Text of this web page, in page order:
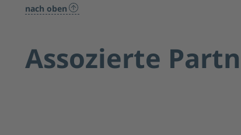
nach oben
Assozierte